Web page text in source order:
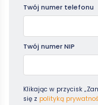
Twój numer telefonu
Twój numer NIP
Klikając w przycisk
się z polityką